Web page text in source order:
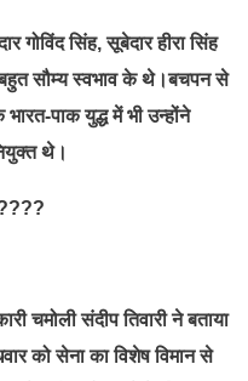
गोविंद सिंह, सूबेदार हीरा सिंह
बहुत सौम्य स्वभाव के थे।बचपन से
पाक युद्ध में भी उन्होंने
थे।
चमोली संदीप तिवारी ने बताया
को सेना का विशेष विमान से